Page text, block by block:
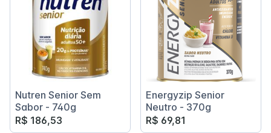
Nutren Senior Sem
Sabor - 740g
R$ 186,53
Energyzip Senior
Neutro - 370g
R$ 69,81